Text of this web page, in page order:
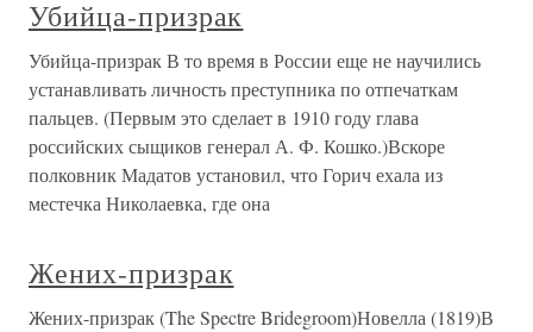
Убийца-призрак
Убийца-призрак В то время в России еще не научились
устанавливать личность преступника по отпечаткам
пальцев. (Первым это сделает в 1910 году глава
российских сыщиков генерал А. Ф. Кошко.)Вскоре
полковник Мадатов установил, что Горич ехала из
местечка Николаевка, где она
Жених-призрак
Жених-призрак (The Spectre Bridegroom)Новелла (1819)В